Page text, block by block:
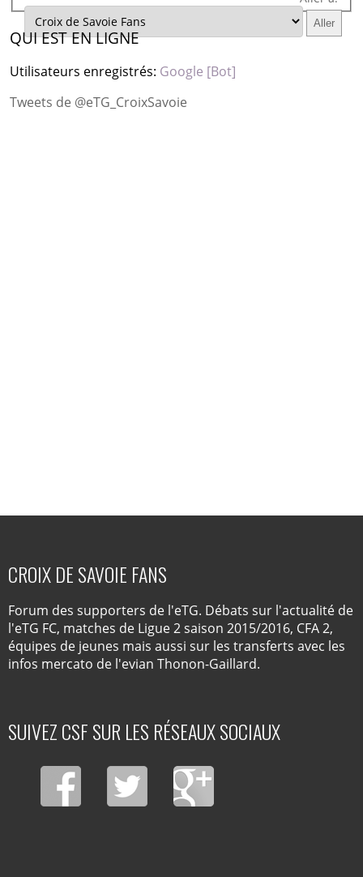
QUI EST EN LIGNE
Utilisateurs enregistrés: Google [Bot]
Tweets de @eTG_CroixSavoie
CROIX DE SAVOIE FANS
Forum des supporters de l'eTG. Débats sur l'actualité de
l'eTG FC, matches de Ligue 2 saison 2015/2016, CFA 2,
équipes de jeunes mais aussi sur les transferts avec les
infos mercato de l'evian Thonon-Gaillard.
SUIVEZ CSF SUR LES RÉSEAUX SOCIAUX